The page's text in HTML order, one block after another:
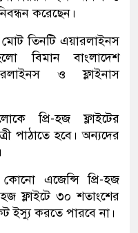
করেছেন।
মোট তিনটি এয়ারলাইনস
বিমান বাংলাদেশ
ও ফ্লাইনাস
প্রি-হজ ফ্লাইটের
পাঠাতে হবে। অন্যদের
কোনো এজেন্সি প্রি-হজ
ফ্লাইটে ৩০ শতাংশের
ইস্যু করতে পারবে না।